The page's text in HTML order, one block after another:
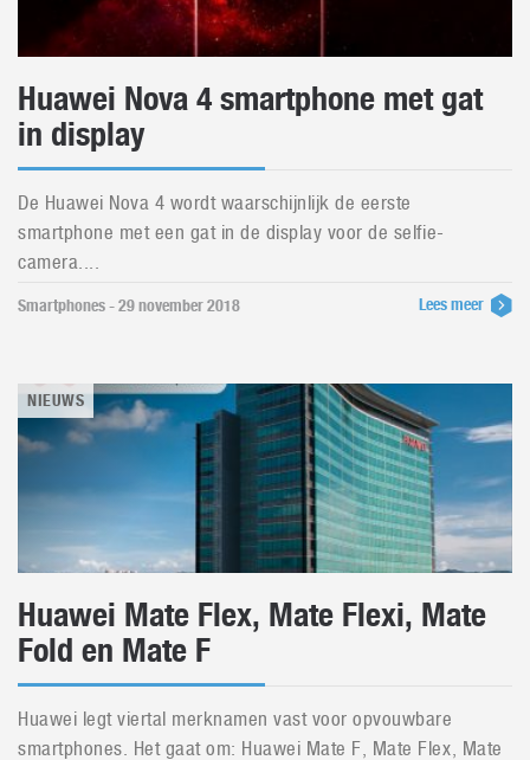
Huawei Nova 4 smartphone met gat
in display
De Huawei Nova 4 wordt waarschijnlijk de eerste
smartphone met een gat in de display voor de selfie-
camera....
Smartphones - 29 november 2018 Lees meer
NIEUWS
Huawei Mate Flex, Mate Flexi, Mate
Fold en Mate F
Huawei legt viertal merknamen vast voor opvouwbare
smartphones. Het gaat om: Huawei Mate F, Mate Flex, Mate